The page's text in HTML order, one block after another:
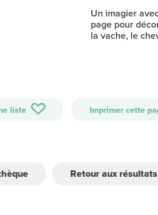
Un imagier
page pour
la vache, le
liste Imprimer cette
Retour aux